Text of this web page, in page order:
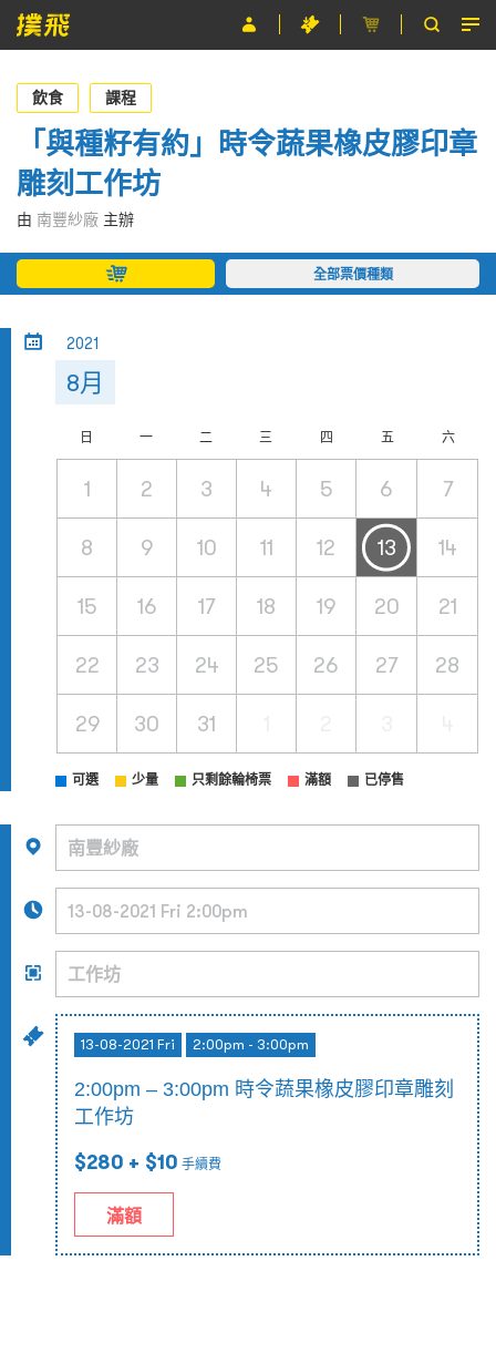
節目
主辦單位
關於撲飛
條款及細則
EN
飲食 課程
「與種籽有約」時令蔬果橡皮膠印章
雕刻工作坊
由 南豐紗廠 主辦
全部票價種類
2021
8月
日 一 二 三 四 五 六
1 2 3 4 5 6 7
8 9 10 11 12 13 14
15 16 17 18 19 20 21
22 23 24 25 26 27 28
29 30 31
可選 少量 只剩餘輪椅票 滿額 已停售
13-08-2021 Fri 2:00pm - 3:00pm
2:00pm – 3:00pm 時令蔬果橡皮膠印章雕刻
工作坊
$280 + $10 手續費
滿額